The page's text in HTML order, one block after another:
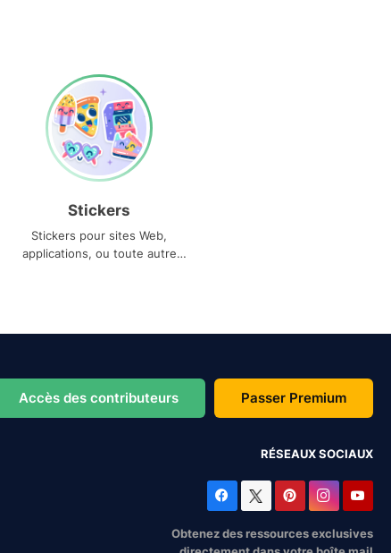
Stickers
Stickers pour sites Web,
applications, ou toute autre
Accès des contributeurs Passer Premium
RÉSEAUX SOCIAUX
Obtenez des ressources exclusives